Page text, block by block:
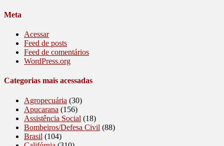
Meta
Acessar
Feed de posts
Feed de comentários
WordPress.org
Categorias mais acessadas
Agropecuária (30)
Apucarana (156)
Assistência Social (18)
Bombeiros/Defesa Civil (88)
Brasil (104)